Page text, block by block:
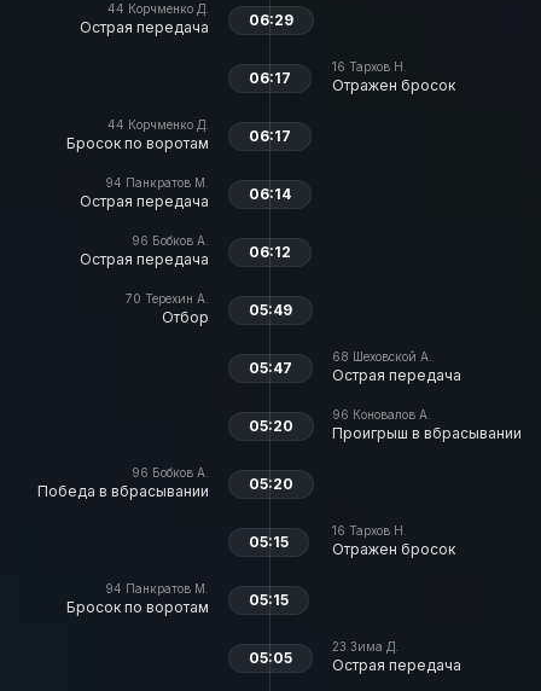
44 Корчменко Д.
Острая передача 06:29
16 Тархов Н.
Отражен бросок
06:17
44 Корчменко Д.
Бросок по воротам 06:17
94 Панкратов М.
Острая передача 06:14
96 Бобков А.
Острая передача 06:12
70 Терехин А.
Отбор 05:49
68 Шеховской А.
Острая передача
05:47
96 Коновалов А.
Проигрыш в вбрасывании
05:20
96 Бобков А.
Победа в вбрасывании 05:20
16 Тархов Н.
Отражен бросок
05:15
94 Панкратов М.
Бросок по воротам 05:15
23 Зима Д.
Острая передача
05:05